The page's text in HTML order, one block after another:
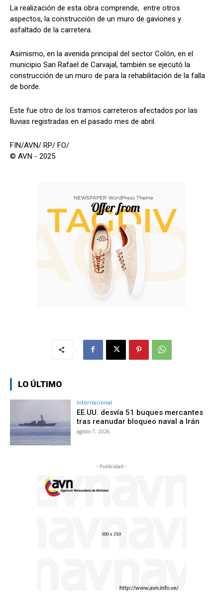
La realización de esta obra comprende, entre otros
aspectos, la construcción de un muro de gaviones y
asfaltado de la carretera.
Asimismo, en la avenida principal del sector Colón, en el
municipio San Rafael de Carvajal, también se ejecutó la
construcción de un muro de para la rehabilitación de la falla
de borde.
Este fue otro de los tramos carreteros afectados por las
lluvias registradas en el pasado mes de abril.
FIN/AVN/ RP/ FO/
© AVN - 2025
LO ÚLTIMO
Internacional
EE.UU. desvía 51 buques mercantes
tras reanudar bloqueo naval a Irán
agosto 7, 2026
- Publicidad -